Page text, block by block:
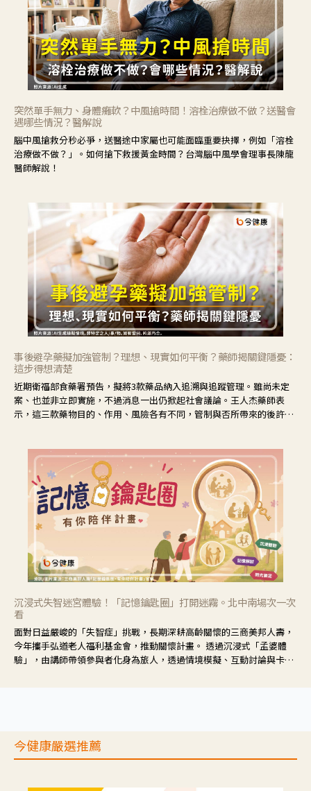
突然單手無力、身體癱軟？中風搶時間！溶栓治療做不做？送醫會
遇哪些情況？醫解說
腦中風搶救分秒必爭，送醫途中家屬也可能面臨重要抉擇，例如「溶栓
治療做不做？」。如何搶下救援黃金時間？台灣腦中風學會理事長陳龍
醫師解說！
事後避孕藥擬加強管制？理想、現實如何平衡？藥師揭關鍵隱憂：
這步得想清楚
近期衛福部食藥署預告，擬將3款藥品納入追溯與追蹤管理。雖尚未定
案、也並非立即實施，不過消息一出仍掀起社會議論。王人杰藥師表
示，這三款藥物目的、作用、風險各有不同，管制與否所帶來的後許影
沉浸式失智迷宮體驗！「記憶鑰匙圈」打開迷霧。北中南場次一次
看
面對日益嚴峻的「失智症」挑戰，長期深耕高齡關懷的三商美邦人壽，
今年攜手弘道老人福利基金會，推動關懷計畫。 透過沉浸式「孟婆體
驗」，由講師帶領參與者化身為旅人，透過情境模擬、互動討論與卡牌
今健康嚴選推薦